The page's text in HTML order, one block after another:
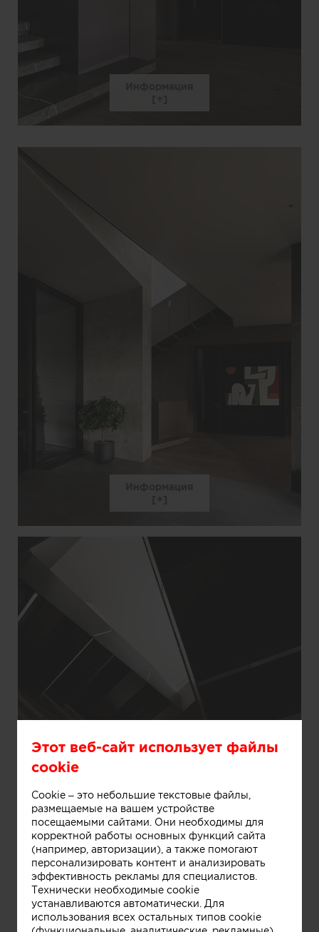
Информация
Этот веб-сайт использует файлы
cookie
Cookie – это небольшие текстовые файлы,
размещаемые на вашем устройстве
посещаемыми сайтами. Они необходимы для
корректной работы основных функций сайта
(например, авторизации), а также помогают
персонализировать контент и анализировать
эффективность рекламы для специалистов.
Технически необходимые cookie
устанавливаются автоматически. Для
использования всех остальных типов cookie